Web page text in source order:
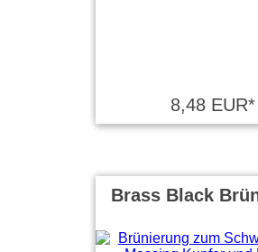
8,48 EUR*
Brass Black